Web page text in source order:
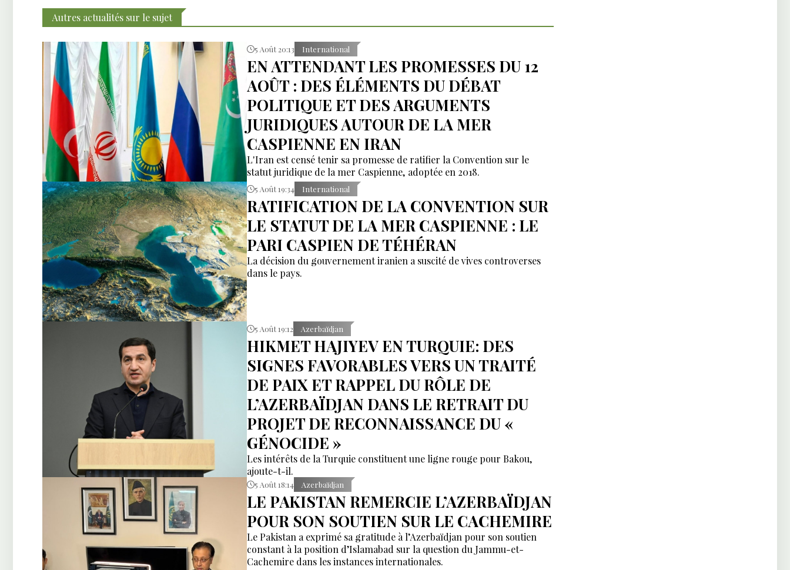
Autres actualités sur le sujet
5 Août 20:13 International
EN ATTENDANT LES PROMESSES DU 12
AOÛT : DES ÉLÉMENTS DU DÉBAT
POLITIQUE ET DES ARGUMENTS
JURIDIQUES AUTOUR DE LA MER
CASPIENNE EN IRAN
L'Iran est censé tenir sa promesse de ratifier la Convention sur le
statut juridique de la mer Caspienne, adoptée en 2018.
5 Août 19:34 International
RATIFICATION DE LA CONVENTION SUR
LE STATUT DE LA MER CASPIENNE : LE
PARI CASPIEN DE TÉHÉRAN
La décision du gouvernement iranien a suscité de vives controverses
dans le pays.
5 Août 19:12 Azerbaïdjan
HIKMET HAJIYEV EN TURQUIE: DES
SIGNES FAVORABLES VERS UN TRAITÉ
DE PAIX ET RAPPEL DU RÔLE DE
L’AZERBAÏDJAN DANS LE RETRAIT DU
PROJET DE RECONNAISSANCE DU «
GÉNOCIDE »
Les intérêts de la Turquie constituent une ligne rouge pour Bakou,
ajoute-t-il.
5 Août 18:14 Azerbaïdjan
LE PAKISTAN REMERCIE L’AZERBAÏDJAN
POUR SON SOUTIEN SUR LE CACHEMIRE
Le Pakistan a exprimé sa gratitude à l’Azerbaïdjan pour son soutien
constant à la position d’Islamabad sur la question du Jammu-et-
Cachemire dans les instances internationales.